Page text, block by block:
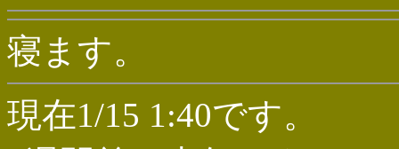
寝ます。
現在1/15 1:40です。